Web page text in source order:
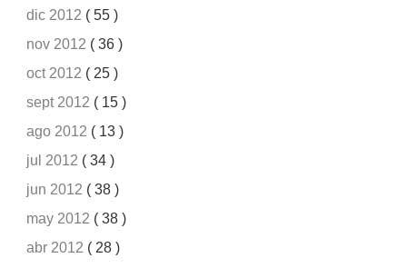
dic 2012 ( 55 )
nov 2012 ( 36 )
oct 2012 ( 25 )
sept 2012 ( 15 )
ago 2012 ( 13 )
jul 2012 ( 34 )
jun 2012 ( 38 )
may 2012 ( 38 )
abr 2012 ( 28 )